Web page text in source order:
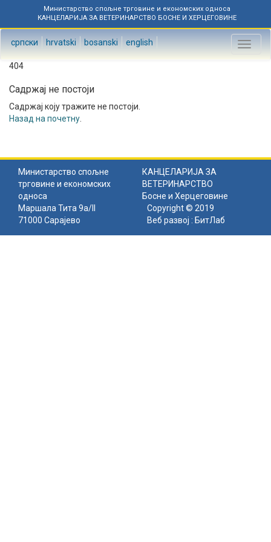
Министарство спољне трговине и економских односа
КАНЦЕЛАРИЈА ЗА ВЕТЕРИНАРСТВО БОСНЕ И ХЕРЦЕГОВИНЕ
српски hrvatski bosanski english
Toggle
404
Садржај не постоји
Садржај коју тражите не постоји.
Назад на почетну
Министарство спољне
трговине и економских
односа
КАНЦЕЛАРИЈА ЗА
ВЕТЕРИНАРСТВО
Босне и Херцеговине
Маршала Тита 9а/II
71000 Сарајево
Copyright © 2019
Веб развој : БитЛаб